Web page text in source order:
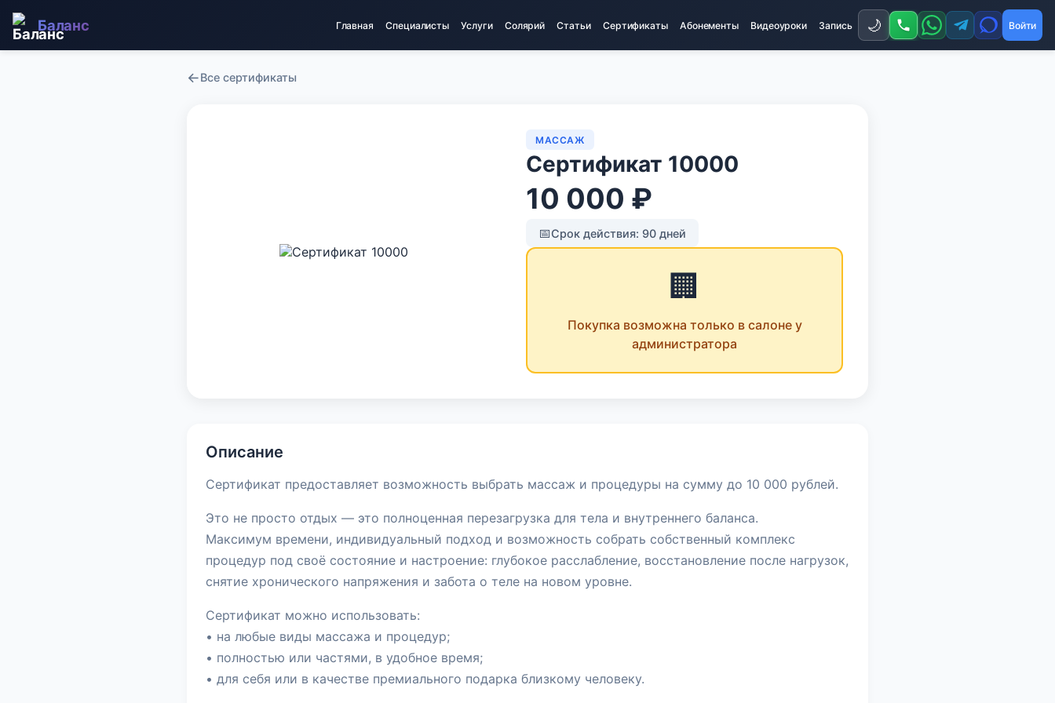
Баланс Главная Специалисты Услуги Солярий Статьи Сертификаты Абонементы Видеоуроки Запись 🌙 Войти
←Все сертификаты
МАССАЖ
Сертификат 10000
10 000 ₽
📅Срок действия: 90 дней
🏢
Покупка возможна только в салоне у
администратора
Описание
Сертификат предоставляет возможность выбрать массаж и процедуры на сумму до 10 000 рублей.
Это не просто отдых — это полноценная перезагрузка для тела и внутреннего баланса.
Максимум времени, индивидуальный подход и возможность собрать собственный комплекс
процедур под своё состояние и настроение: глубокое расслабление, восстановление после нагрузок,
снятие хронического напряжения и забота о теле на новом уровне.
Сертификат можно использовать:
• на любые виды массажа и процедур;
• полностью или частями, в удобное время;
• для себя или в качестве премиального подарка близкому человеку.